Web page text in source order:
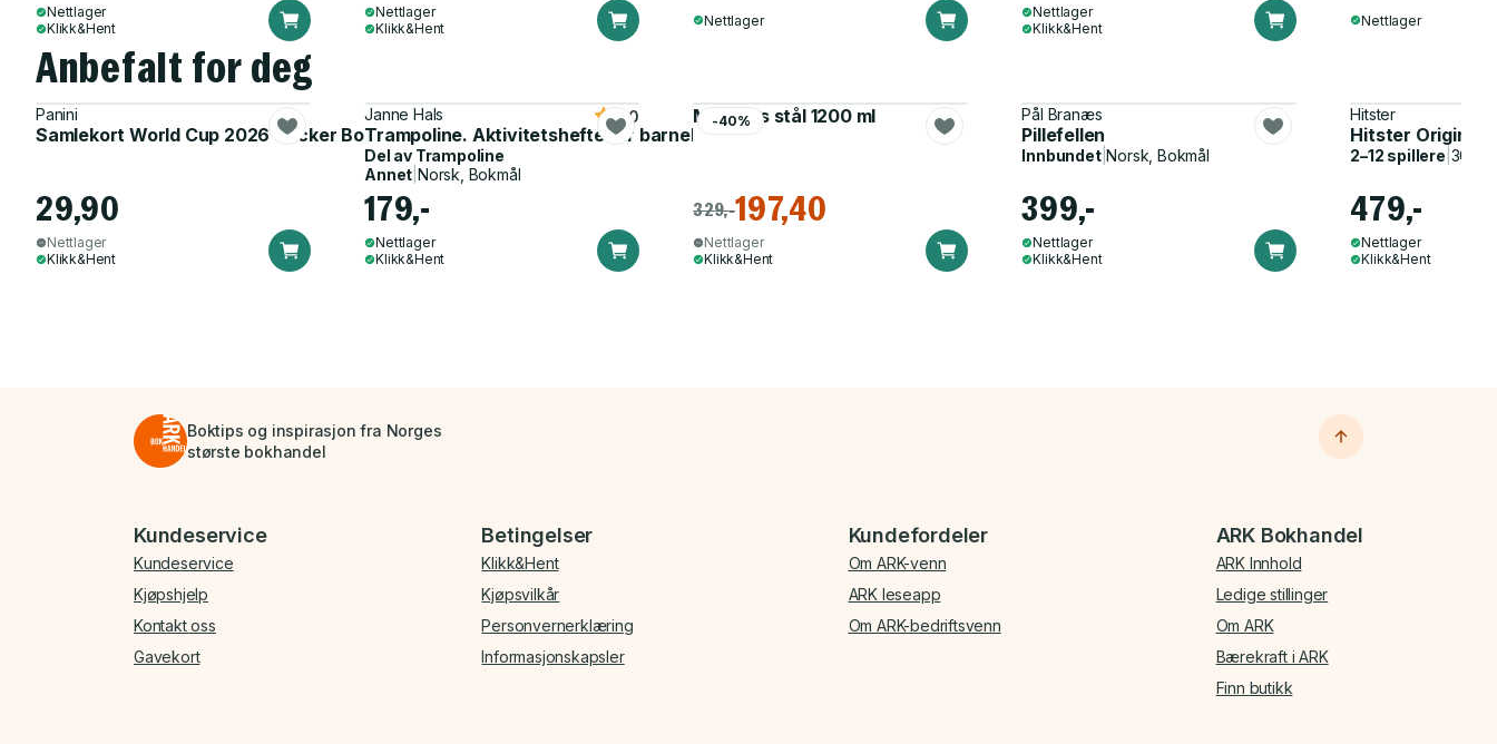
Nettlager
Klikk&Hent
Nettlager
Klikk&Hent
Nettlager
Nettlager
Klikk&Hent
Nettlager
Anbefalt for deg
Panini
Samlekort World Cup 2026 Sticker Booster
29,90
Nettlager
Klikk&Hent
Janne Hals
Trampoline. Aktivitetshefte for barnehagen
5.0
Del av Trampoline
Annet Norsk, Bokmål
179,-
Nettlager
Klikk&Hent
-40%
Matboks stål 1200 ml
329,-197,40
Nettlager
Klikk&Hent
Pål Branæs
Pillefellen
Innbundet|Norsk, Bokmål
399,-
Nettlager
Klikk&Hent
Hitster
Hitster Original
2–12 spillere
479,-
Nettlager
Klikk&Hent
Boktips og inspirasjon fra Norges
største bokhandel
Bunnmeny
Kundeservice
Kundeservice
Kjøpshjelp
Kontakt oss
Gavekort
Betingelser
Klikk&Hent
Kjøpsvilkår
Personvernerklæring
Informasjonskapsler
Kundefordeler
Om ARK-venn
ARK leseapp
Om ARK-bedriftsvenn
ARK Bokhandel
ARK Innhold
Ledige stillinger
Om ARK
Bærekraft i ARK
Finn butikk